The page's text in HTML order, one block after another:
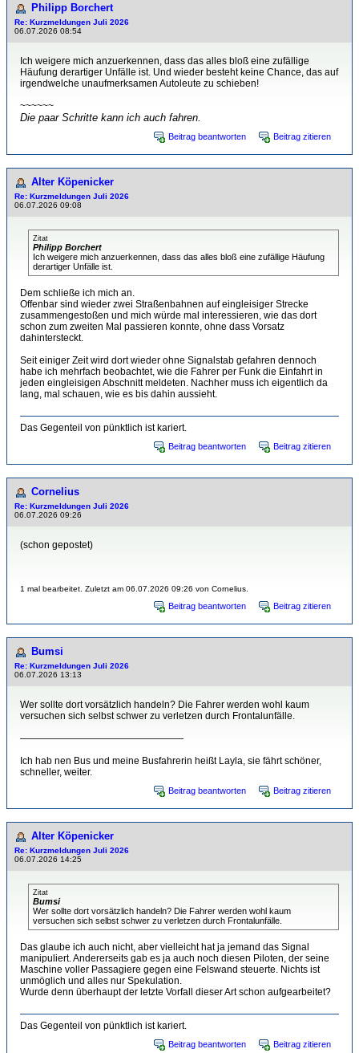
Philipp Borchert
Re: Kurzmeldungen Juli 2026
06.07.2026 08:54
Ich weigere mich anzuerkennen, dass das alles bloß eine zufällige
Häufung derartiger Unfälle ist. Und wieder besteht keine Chance, das auf
irgendwelche unaufmerksamen Autoleute zu schieben!
~~~~~~
Die paar Schritte kann ich auch fahren.
Beitrag beantworten Beitrag zitieren
Alter Köpenicker
Re: Kurzmeldungen Juli 2026
06.07.2026 09:08
Zitat
Philipp Borchert
Ich weigere mich anzuerkennen, dass das alles bloß eine zufällige Häufung
derartiger Unfälle ist.
Dem schließe ich mich an.
Offenbar sind wieder zwei Straßenbahnen auf eingleisiger Strecke
zusammengestoßen und mich würde mal interessieren, wie das dort
schon zum zweiten Mal passieren konnte, ohne dass Vorsatz
dahintersteckt.
Seit einiger Zeit wird dort wieder ohne Signalstab gefahren dennoch
habe ich mehrfach beobachtet, wie die Fahrer per Funk die Einfahrt in
jeden eingleisigen Abschnitt meldeten. Nachher muss ich eigentlich da
lang, mal schauen, wie es bis dahin aussieht.
Das Gegenteil von pünktlich ist kariert.
Beitrag beantworten Beitrag zitieren
Cornelius
Re: Kurzmeldungen Juli 2026
06.07.2026 09:26
(schon gepostet)
1 mal bearbeitet. Zuletzt am 06.07.2026 09:26 von Cornelius.
Beitrag beantworten Beitrag zitieren
Bumsi
Re: Kurzmeldungen Juli 2026
06.07.2026 13:13
Wer sollte dort vorsätzlich handeln? Die Fahrer werden wohl kaum
versuchen sich selbst schwer zu verletzen durch Frontalunfälle.
—————————————————
Ich hab nen Bus und meine Busfahrerin heißt Layla, sie fährt schöner,
schneller, weiter.
Beitrag beantworten Beitrag zitieren
Alter Köpenicker
Re: Kurzmeldungen Juli 2026
06.07.2026 14:25
Zitat
Bumsi
Wer sollte dort vorsätzlich handeln? Die Fahrer werden wohl kaum
versuchen sich selbst schwer zu verletzen durch Frontalunfälle.
Das glaube ich auch nicht, aber vielleicht hat ja jemand das Signal
manipuliert. Andererseits gab es ja auch noch diesen Piloten, der seine
Maschine voller Passagiere gegen eine Felswand steuerte. Nichts ist
unmöglich und alles nur Spekulation.
Wurde denn überhaupt der letzte Vorfall dieser Art schon aufgearbeitet?
Das Gegenteil von pünktlich ist kariert.
Beitrag beantworten Beitrag zitieren